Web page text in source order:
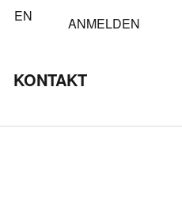
EN ANMELDEN
KONTAKT